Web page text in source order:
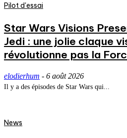
Pilot d'essai
Star Wars Visions
Jedi : une jolie claque
révolutionne pas la
elodierhum - 6 août 2026
Il y a des épisodes de Star Wars qui...
News